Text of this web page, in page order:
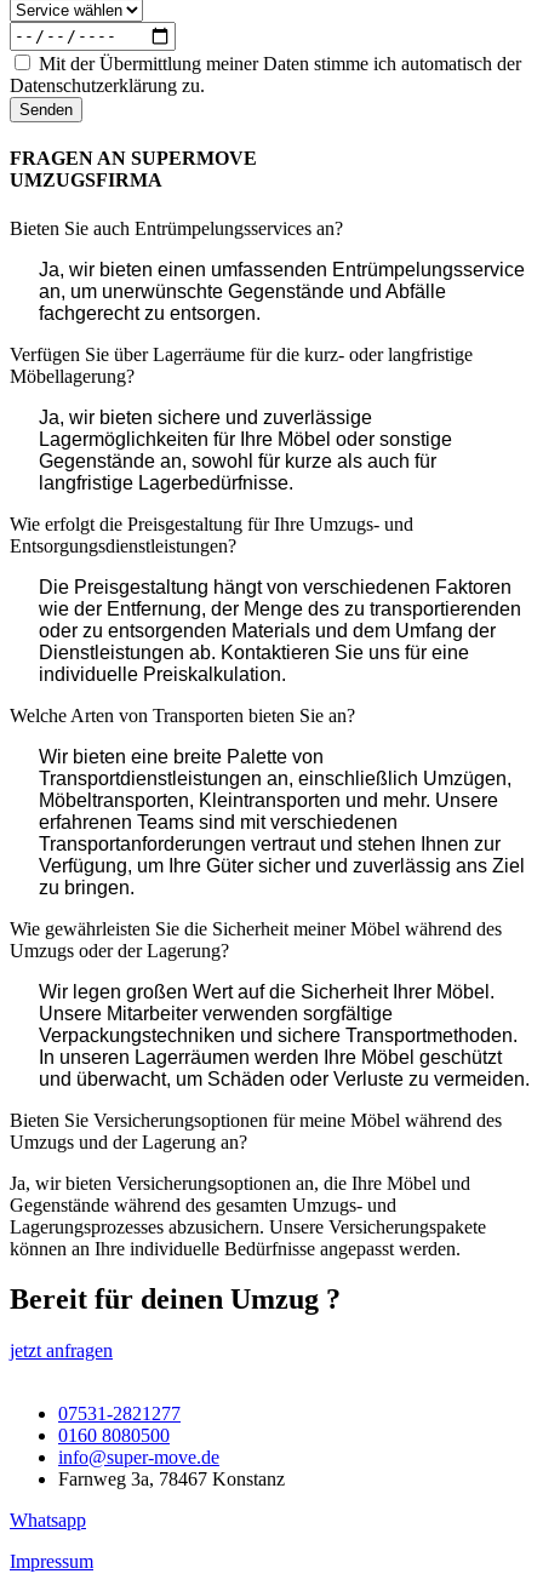
Mit der Übermittlung meiner Daten stimme ich automatisch der
Datenschutzerklärung zu.
Senden
FRAGEN AN SUPERMOVE
UMZUGSFIRMA
Bieten Sie auch Entrümpelungsservices an?
Ja, wir bieten einen umfassenden Entrümpelungsservice
an, um unerwünschte Gegenstände und Abfälle
fachgerecht zu entsorgen.
Verfügen Sie über Lagerräume für die kurz- oder langfristige
Möbellagerung?
Ja, wir bieten sichere und zuverlässige
Lagermöglichkeiten für Ihre Möbel oder sonstige
Gegenstände an, sowohl für kurze als auch für
langfristige Lagerbedürfnisse.
Wie erfolgt die Preisgestaltung für Ihre Umzugs- und
Entsorgungsdienstleistungen?
Die Preisgestaltung hängt von verschiedenen Faktoren
wie der Entfernung, der Menge des zu transportierenden
oder zu entsorgenden Materials und dem Umfang der
Dienstleistungen ab. Kontaktieren Sie uns für eine
individuelle Preiskalkulation.
Welche Arten von Transporten bieten Sie an?
Wir bieten eine breite Palette von
Transportdienstleistungen an, einschließlich Umzügen,
Möbeltransporten, Kleintransporten und mehr. Unsere
erfahrenen Teams sind mit verschiedenen
Transportanforderungen vertraut und stehen Ihnen zur
Verfügung, um Ihre Güter sicher und zuverlässig ans Ziel
zu bringen.
Wie gewährleisten Sie die Sicherheit meiner Möbel während des
Umzugs oder der Lagerung?
Wir legen großen Wert auf die Sicherheit Ihrer Möbel.
Unsere Mitarbeiter verwenden sorgfältige
Verpackungstechniken und sichere Transportmethoden.
In unseren Lagerräumen werden Ihre Möbel geschützt
und überwacht, um Schäden oder Verluste zu vermeiden.
Bieten Sie Versicherungsoptionen für meine Möbel während des
Umzugs und der Lagerung an?
Ja, wir bieten Versicherungsoptionen an, die Ihre Möbel und
Gegenstände während des gesamten Umzugs- und
Lagerungsprozesses abzusichern. Unsere Versicherungspakete
können an Ihre individuelle Bedürfnisse angepasst werden.
Bereit für deinen Umzug ?
jetzt anfragen
07531-2821277
0160 8080500
info@super-move.de
Farnweg 3a, 78467 Konstanz
Whatsapp
Impressum